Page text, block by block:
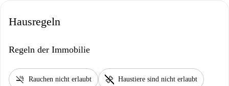
Hausregeln
Regeln der Immobilie
smoke_free Rauchen nicht erlaubt pet_supplies Haustiere sind nicht erlaubt